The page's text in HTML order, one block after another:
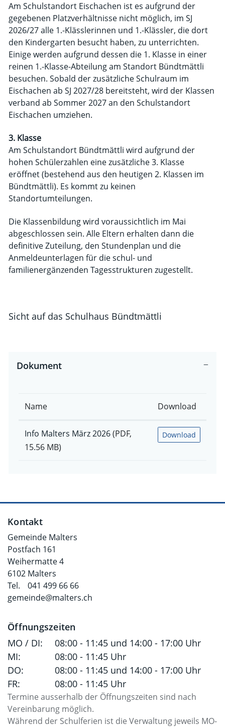
Am Schulstandort Eischachen ist es aufgrund der
gegebenen Platzverhältnisse nicht möglich, im SJ
2026/27 alle 1.-Klässlerinnen und 1.-Klässler, die dort
den Kindergarten besucht haben, zu unterrichten.
Einige werden aufgrund dessen die 1. Klasse in einer
reinen 1.-Klasse-Abteilung am Standort Bündtmättli
besuchen. Sobald der zusätzliche Schulraum im
Eischachen ab SJ 2027/28 bereitsteht, wird der Klassen
verband ab Sommer 2027 an den Schulstandort
Eischachen umziehen.
3. Klasse
Am Schulstandort Bündtmättli wird aufgrund der
hohen Schülerzahlen eine zusätzliche 3. Klasse
eröffnet (bestehend aus den heutigen 2. Klassen im
Bündtmättli). Es kommt zu keinen
Standortumteilungen.
Die Klassenbildung wird voraussichtlich im Mai
abgeschlossen sein. Alle Eltern erhalten dann die
definitive Zuteilung, den Stundenplan und die
Anmeldeunterlagen für die schul- und
familienergänzenden Tagesstrukturen zugestellt.
Sicht auf das Schulhaus Bündtmättli
Dokument
Name Download
Info Malters März 2026(PDF,
15.56 MB)
Download
Fusszeile
Kontakt
Gemeinde Malters
Postfach 161
Weihermatte 4
6102 Malters
Tel.
041 499 66 66
gemeinde@malters.ch
Öffnungszeiten
MO / DI:
08:00 - 11:45 und 14:00 - 17:00 Uhr
MI:
08:00 - 11:45 Uhr
DO:
08:00 - 11:45 und 14:00 - 17:00 Uhr
FR:
08:00 - 11:45 Uhr
Termine ausserhalb der Öffnungszeiten sind nach
Vereinbarung möglich.
Während der Schulferien ist die Verwaltung jeweils MO-